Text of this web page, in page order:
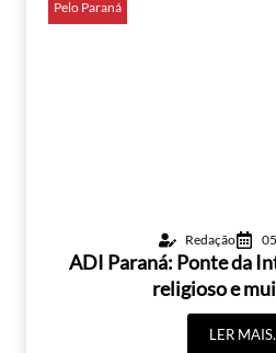
Pelo Paraná
Redação
ADI Paraná: Ponte da
religioso e
LER